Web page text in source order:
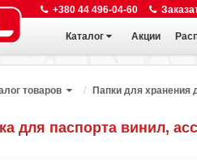
+380 44 496-04-60
Каталог Акции
товаров Папки для хранения
для паспорта винил,